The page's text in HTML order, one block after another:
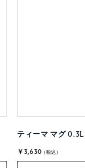
ティーマ マグ
￥3,630 (税込)